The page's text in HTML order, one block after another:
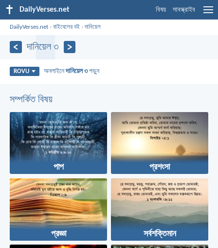
DailyVerses.net বিষয় সাবস্ক্রাইব
DailyVerses.net ›বাইবেলের বই ›দানিয়েল
দানিয়েল ৩
ROVU অনলাইনেদানিয়েল ৩পড়ুন
সম্পর্কিত বিষয়
পাপ প্রশংসা
প্রজ্ঞা সর্বশক্তিমান